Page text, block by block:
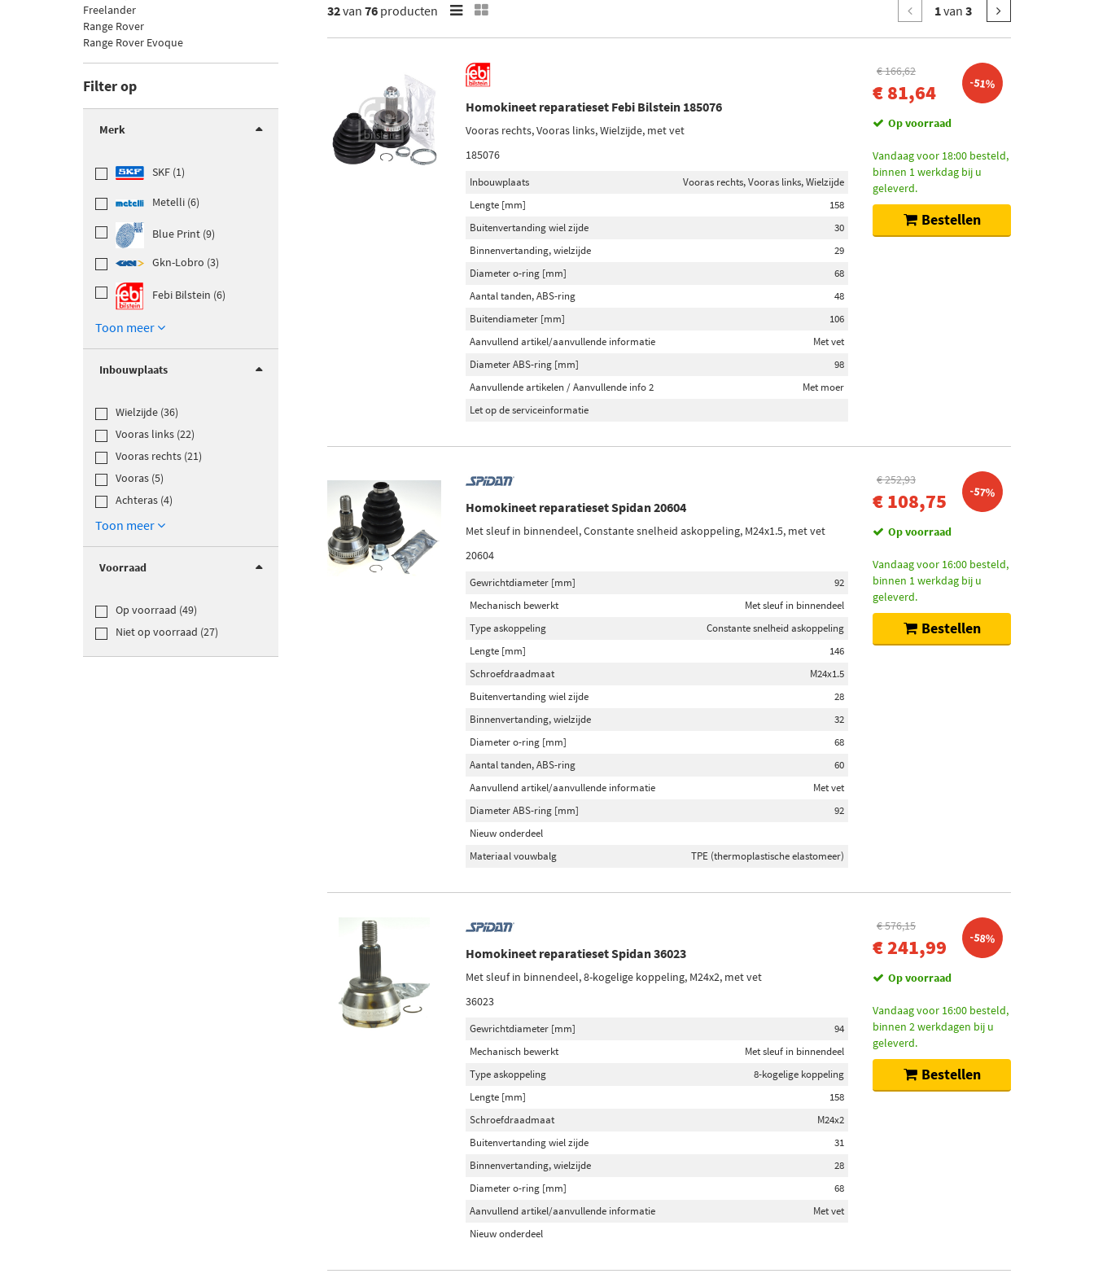
Freelander
Range Rover
Range Rover Evoque
Filter op
Merk
SKF (1)
Metelli (6)
Blue Print (9)
Gkn-Lobro (3)
Febi Bilstein (6)
Toon meer
Inbouwplaats
Wielzijde (36)
Vooras links (22)
Vooras rechts (21)
Vooras (5)
Achteras (4)
Toon meer
Voorraad
Op voorraad (49)
Niet op voorraad (27)
32van 76 producten 1van 3
Homokineet reparatieset Febi Bilstein 185076
Vooras rechts, Vooras links, Wielzijde, met vet
185076
Inbouwplaats
Vooras rechts, Vooras links, Wielzijde
Lengte [mm]
158
Buitenvertanding wiel zijde
30
Binnenvertanding, wielzijde
29
Diameter o-ring [mm]
68
Aantal tanden, ABS-ring
48
Buitendiameter [mm]
106
Aanvullend artikel/aanvullende informatie
Met vet
Diameter ABS-ring [mm]
98
Aanvullende artikelen / Aanvullende info 2
Met moer
Let op de serviceinformatie
€ 166,62
€ 81,64 -51%
Op voorraad
Vandaag voor 18:00 besteld,
binnen 1 werkdag bij u
geleverd.
Bestellen
Homokineet reparatieset Spidan 20604
Met sleuf in binnendeel, Constante snelheid askoppeling, M24x1.5, met vet
20604
Gewrichtdiameter [mm]
92
Mechanisch bewerkt
Met sleuf in binnendeel
Type askoppeling
Constante snelheid askoppeling
Lengte [mm]
146
Schroefdraadmaat
M24x1.5
Buitenvertanding wiel zijde
28
Binnenvertanding, wielzijde
32
Diameter o-ring [mm]
68
Aantal tanden, ABS-ring
60
Aanvullend artikel/aanvullende informatie
Met vet
Diameter ABS-ring [mm]
92
Nieuw onderdeel
Materiaal vouwbalg
TPE (thermoplastische elastomeer)
€ 252,93
€ 108,75 -57%
Op voorraad
Vandaag voor 16:00 besteld,
binnen 1 werkdag bij u
geleverd.
Bestellen
Homokineet reparatieset Spidan 36023
Met sleuf in binnendeel, 8-kogelige koppeling, M24x2, met vet
36023
Gewrichtdiameter [mm]
94
Mechanisch bewerkt
Met sleuf in binnendeel
Type askoppeling
8-kogelige koppeling
Lengte [mm]
158
Schroefdraadmaat
M24x2
Buitenvertanding wiel zijde
31
Binnenvertanding, wielzijde
28
Diameter o-ring [mm]
68
Aanvullend artikel/aanvullende informatie
Met vet
Nieuw onderdeel
€ 576,15
€ 241,99 -58%
Op voorraad
Vandaag voor 16:00 besteld,
binnen 2 werkdagen bij u
geleverd.
Bestellen